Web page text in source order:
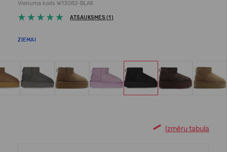
Vienuma kods W13082-BLAK
ATSAUKSMES (1)
ZIEMAI
Izmēru tabula